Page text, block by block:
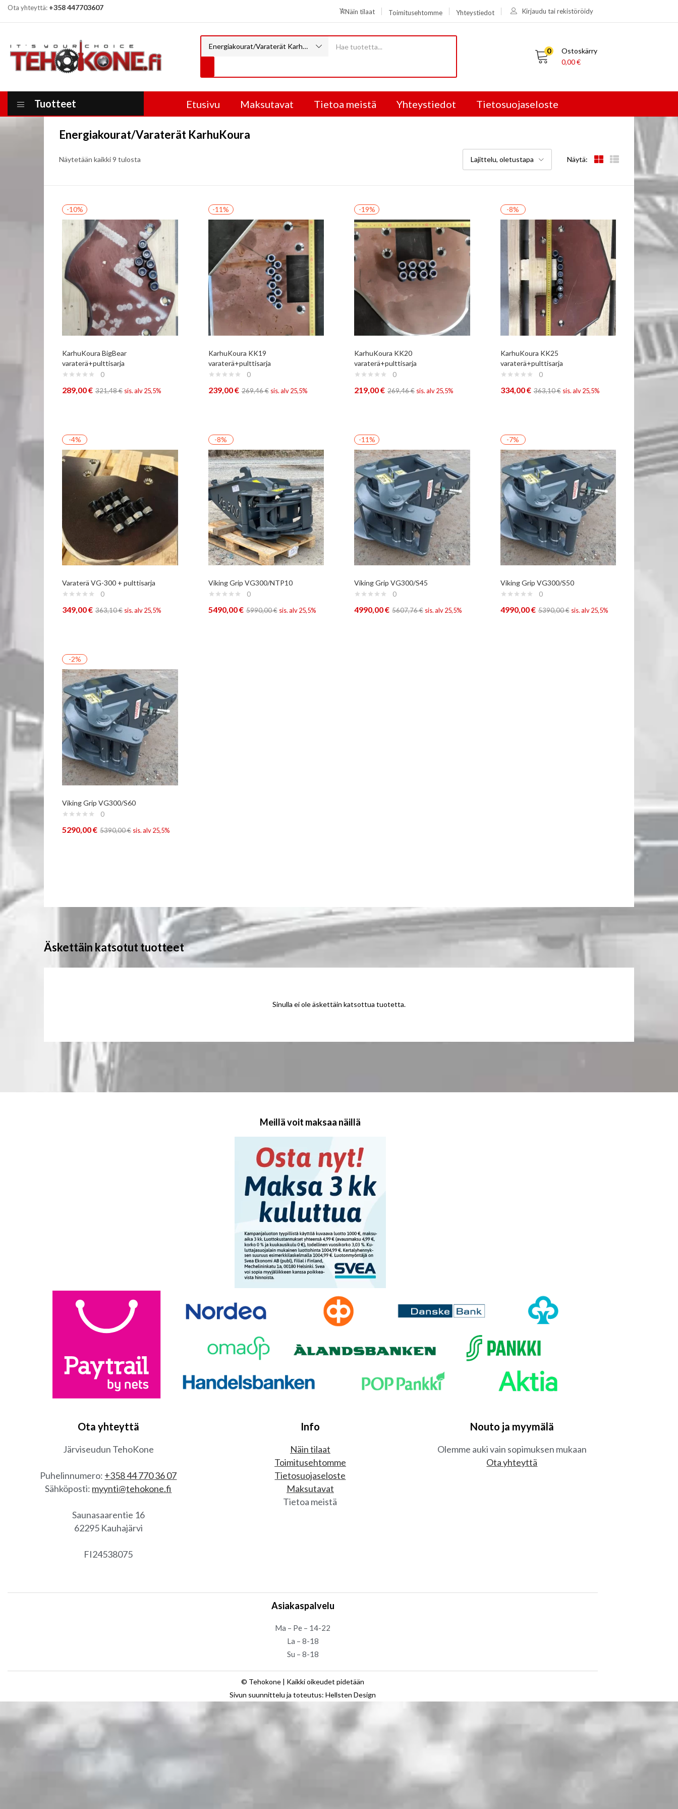
Ota yhteyttä: +358 447703607 Näin tilaat Toimitusehtomme Yhteystiedot Kirjaudu tai rekistöröidy
Energiakourat/Varaterät KarhuKoura (9) 0
Ostoskärry
0,00€
Tuotteet Etusivu Maksutavat Tietoa meistä Yhteystiedot Tietosuojaseloste
Energiakourat/Varaterät KarhuKoura
Näytetään kaikki 9 tulosta Lajittelu, oletustapa Näytä:
-10%
KarhuKoura BigBear
varaterä+pulttisarja
0
289,00€ 321,48€ sis. alv 25,5%
-11%
KarhuKoura KK19
varaterä+pulttisarja
0
239,00€ 269,46€ sis. alv 25,5%
-19%
KarhuKoura KK20
varaterä+pulttisarja
0
219,00€ 269,46€ sis. alv 25,5%
-8%
KarhuKoura KK25
varaterä+pulttisarja
0
334,00€ 363,10€ sis. alv 25,5%
-4%
Varaterä VG-300 + pulttisarja
0
349,00€ 363,10€ sis. alv 25,5%
-8%
Viking Grip VG300/NTP10
0
5490,00€ 5990,00€ sis. alv 25,5%
-11%
Viking Grip VG300/S45
0
4990,00€ 5607,76€ sis. alv 25,5%
-7%
Viking Grip VG300/S50
0
4990,00€ 5390,00€ sis. alv 25,5%
-2%
Viking Grip VG300/S60
0
5290,00€ 5390,00€ sis. alv 25,5%
Äskettäin katsotut tuotteet
Sinulla ei ole äskettäin katsottua tuotetta.
Meillä voit maksaa näillä
Ota yhteyttä
Järviseudun TehoKone
Puhelinnumero: +358 44 770 36 07
Sähköposti: myynti@tehokone.fi
Saunasaarentie 16
62295 Kauhajärvi
FI24538075
Info
Näin tilaat
Toimitusehtomme
Tietosuojaseloste
Maksutavat
Tietoa meistä
Nouto ja myymälä
Olemme auki vain sopimuksen mukaan
Ota yhteyttä
Asiakaspalvelu
Ma – Pe – 14-22
La – 8-18
Su – 8-18
© Tehokone | Kaikki oikeudet pidetään
Sivun suunnittelu ja toteutus: Hellsten Design